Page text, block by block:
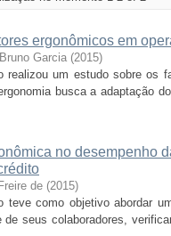
ergonômicos em
Garcia (2015)
realizou um estudo sobre os
busca a adaptação
no desempenho
de (2015)
teve como objetivo abordar
de seus colaboradores,